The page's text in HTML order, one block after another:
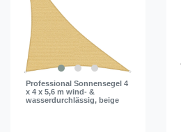
4.5 x 4.5 x 6.3 m
5 x 5 x 7 m
5.5 x 5.5 x 7.7 m
6 x 6 x 8.5 m
Professional Sonnensegel 4
x 4 x 5,6 m wind- &
wasserdurchlässig, beige